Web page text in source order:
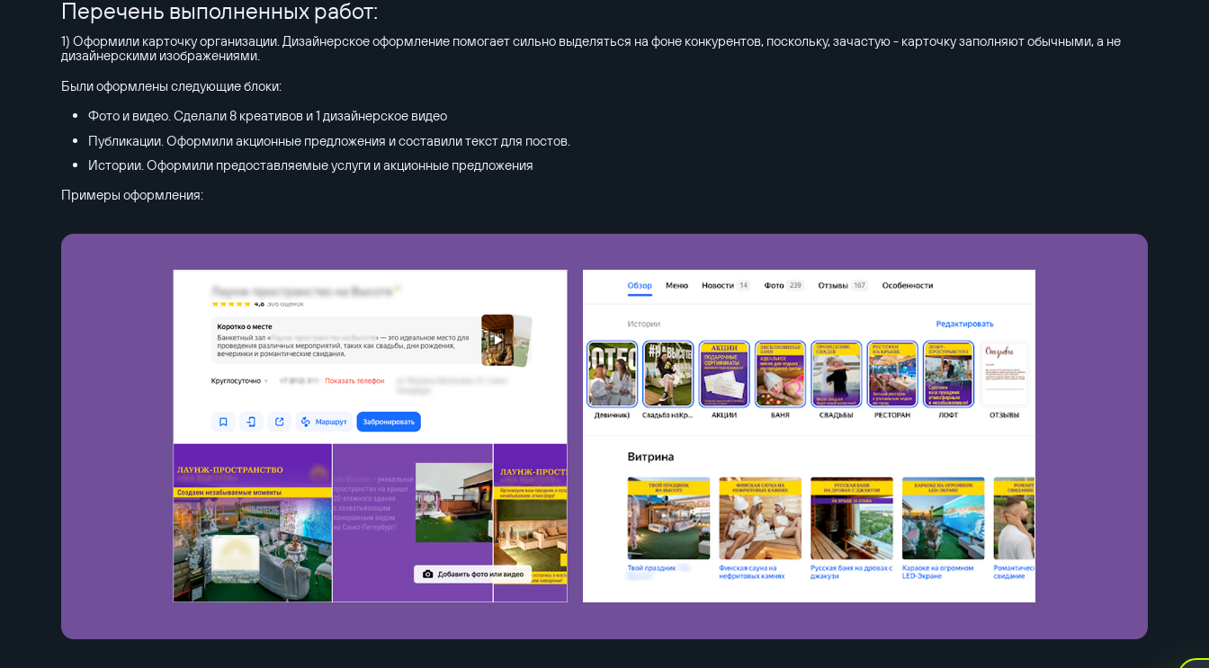
Перечень выполненных работ:
1) Оформили карточку организации. Дизайнерское оформление помогает сильно выделяться на фоне конкурентов, поскольку, зачастую - карточку заполняют обычными, а не
дизайнерскими изображениями.
Были оформлены следующие блоки:
Фото и видео. Сделали 8 креативов и 1 дизайнерское видео
Публикации. Оформили акционные предложения и составили текст для постов.
Истории. Оформили предоставляемые услуги и акционные предложения
Примеры оформления: